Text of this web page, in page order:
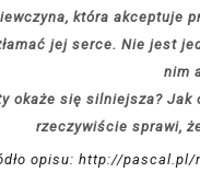
która akceptuje
jej serce. Nie jest
nim
okaże się silniejsza? Jak
rzeczywiście sprawi,
opisu: http://pascal.pl/